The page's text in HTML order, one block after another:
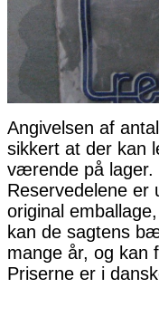
Angivelsen af
sikkert at der kan
værende på lager.
Reservedelene er
original
kan de sagtens
mange år, og kan
Priserne er i